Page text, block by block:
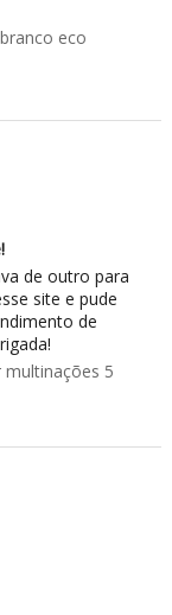
eco
de outro para
site e pude
de
5